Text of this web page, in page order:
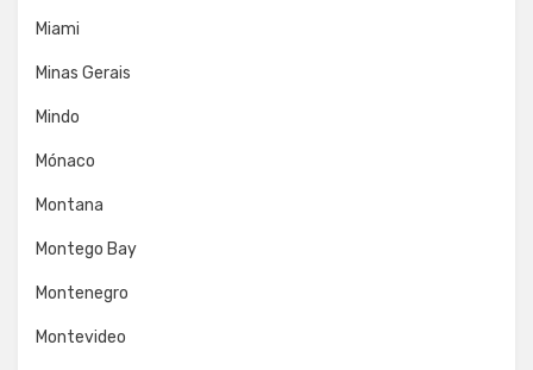
Miami
Minas Gerais
Mindo
Mónaco
Montana
Montego Bay
Montenegro
Montevideo